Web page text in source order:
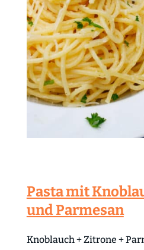
Pasta mit
und Parmesan
Knoblauch + Zitrone +